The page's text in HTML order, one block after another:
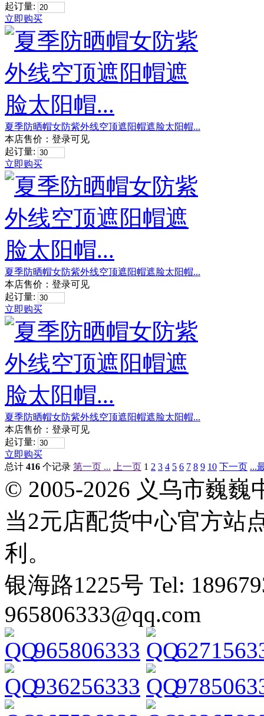
起订量:
立即购买
夏季防晒帽女防紫外线空顶遮阳帽遮脸太阳帽...
本店售价： 登录可见
起订量:
立即购买
夏季防晒帽女防紫外线空顶遮阳帽遮脸太阳帽...
本店售价： 登录可见
起订量:
立即购买
夏季防晒帽女防紫外线空顶遮阳帽遮脸太阳帽...
本店售价： 登录可见
起订量:
立即购买
总计 416 个记录 第一页 ... 上一页 1 2 3 4 5 6 7 8 9 10 下一页 ...
© 2005-2026 义乌市巍
当2元店配货中心官方站
利。
银海路1225号 Tel:
965806333@qq.com
965806333
936256333